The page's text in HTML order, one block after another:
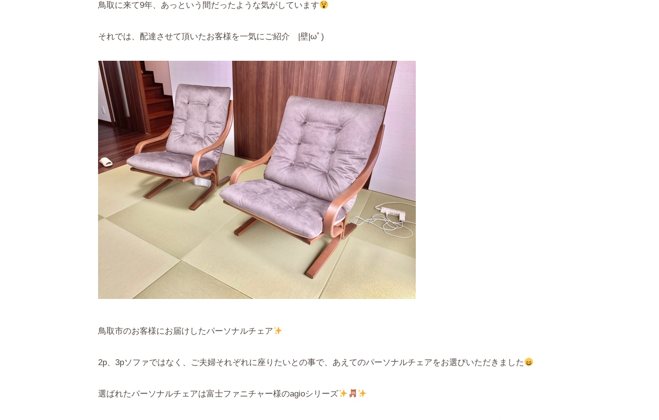
鳥取に来て9年、あっという間だったような気がしています
それでは、配達させて頂いたお客様を一気にご紹介 |壁|ωﾟ)
鳥取市のお客様にお届けしたパーソナルチェア
2p、3pソファではなく、ご夫婦それぞれに座りたいとの事で、あえてのパーソナルチェアをお選びいただきました
選ばれたパーソナルチェアは富士ファニチャー様のagioシリーズ